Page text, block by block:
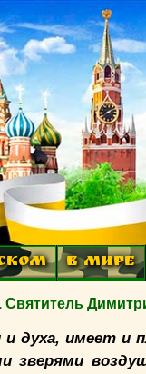
В МИРЕ
духа, имеет и
зверями